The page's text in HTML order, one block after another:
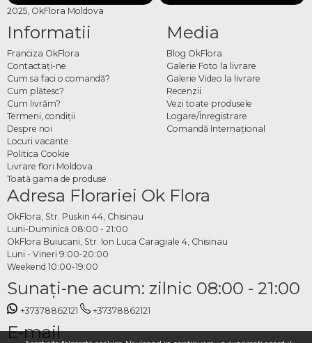
2025, OkFlora Moldova
Informatii
Franciza OkFlora
Contactaţi-ne
Cum sa faci o comandă?
Cum plătesc?
Cum livrăm?
Termeni, condiţii
Despre noi
Locuri vacante
Politica Cookie
Livrare flori Moldova
Toată gama de produse
Media
Blog OkFlora
Galerie Foto la livrare
Galerie Video la livrare
Recenzii
Vezi toate produsele
Logare/Înregistrare
Comandă Internațional
Adresa Florariei Ok Flora
OkFlora, Str. Puskin 44, Chisinau
Luni-Duminică 08:00 - 21:00
OkFlora Buiucani, Str. Ion Luca Caragiale 4, Chisinau
Luni - Vineri 9:00-20:00
Weekend 10:00-19:00
Sunaţi-ne acum: zilnic 08:00 - 21:00
+37378862121 +37378862121
E-mail